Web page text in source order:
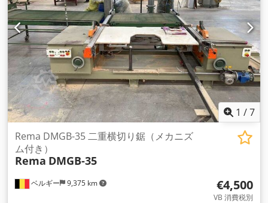
1 /7
ベルギー 9,375 km
Rema DMGB-35 二重横切り鋸（メカニズ
ム付き）
Rema DMGB-35
€4,500
VB 消費税別